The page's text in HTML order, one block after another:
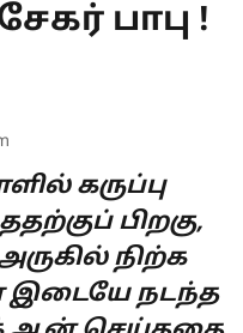
பாபு !
கருப்பு
பிறகு,
நிற்க
இடையே நடந்த